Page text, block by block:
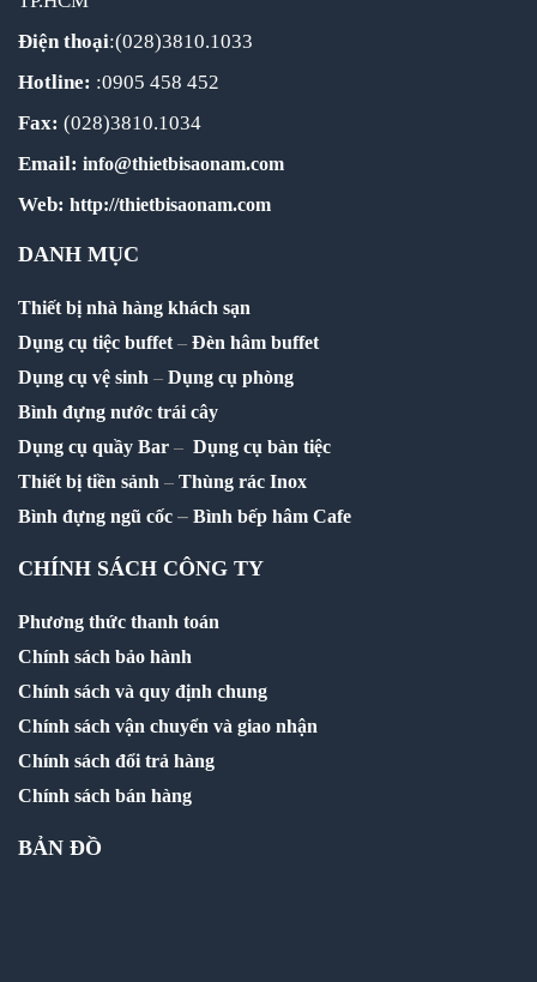
Điện thoại:(028)3810.1033
Hotline: :0905 458 452
Fax: (028)3810.1034
Email: info@thietbisaonam.com
Web: http://thietbisaonam.com
DANH MỤC
Thiết bị nhà hàng khách sạn
Dụng cụ tiệc buffet – Đèn hâm buffet
Dụng cụ vệ sinh – Dụng cụ phòng
Bình đựng nước trái cây
Dụng cụ quầy Bar – Dụng cụ bàn tiệc
Thiết bị tiền sảnh – Thùng rác Inox
Bình đựng ngũ cốc – Bình bếp hâm Cafe
CHÍNH SÁCH CÔNG TY
Phương thức thanh toán
Chính sách bảo hành
Chính sách và quy định chung
Chính sách vận chuyển và giao nhận
Chính sách đổi trả hàng
Chính sách bán hàng
BẢN ĐỒ